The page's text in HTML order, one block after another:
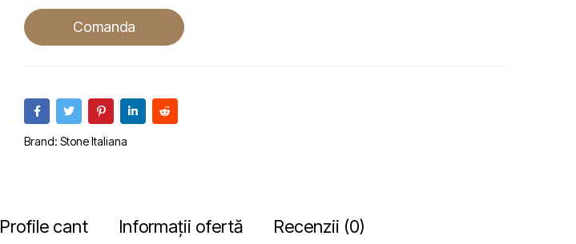
Comanda
Brand:Stone Italiana
Profile cant Informații ofertă Recenzii (0)